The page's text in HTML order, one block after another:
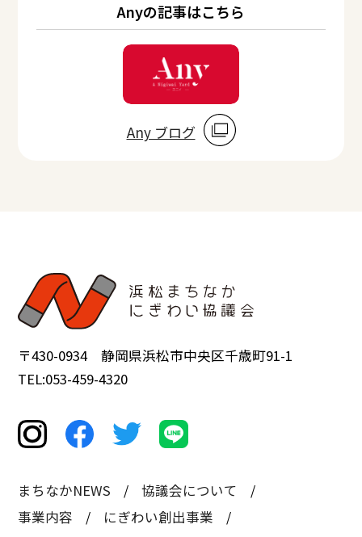
Anyの記事はこちら
Any ブログ
〒430-0934 静岡県浜松市中央区千歳町91-1
TEL:053-459-4320
まちなかNEWS
協議会について
事業内容
にぎわい創出事業